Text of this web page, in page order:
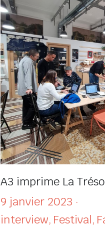
A3 imprime La Tréso